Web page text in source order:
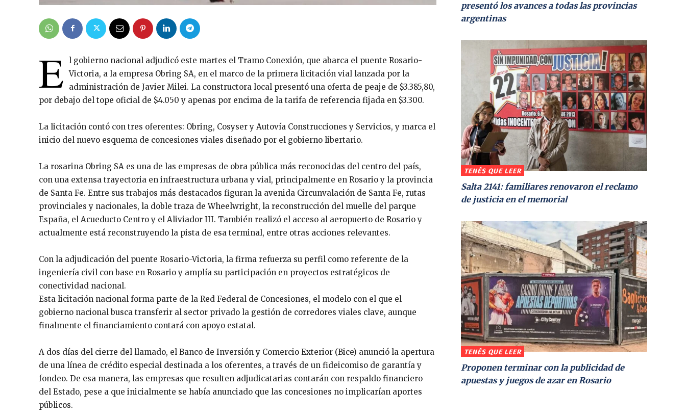
E l gobierno nacional adjudicó este martes el Tramo Conexión, que abarca el puente Rosario-
Victoria, a la empresa Obring SA, en el marco de la primera licitación vial lanzada por la
administración de Javier Milei. La constructora local presentó una oferta de peaje de $3.385,80,
por debajo del tope oficial de $4.050 y apenas por encima de la tarifa de referencia fijada en $3.300.
La licitación contó con tres oferentes: Obring, Cosyser y Autovía Construcciones y Servicios, y marca el
inicio del nuevo esquema de concesiones viales diseñado por el gobierno libertario.
La rosarina Obring SA es una de las empresas de obra pública más reconocidas del centro del país,
con una extensa trayectoria en infraestructura urbana y vial, principalmente en Rosario y la provincia
de Santa Fe. Entre sus trabajos más destacados figuran la avenida Circunvalación de Santa Fe, rutas
provinciales y nacionales, la doble traza de Wheelwright, la reconstrucción del muelle del parque
España, el Acueducto Centro y el Aliviador III. También realizó el acceso al aeropuerto de Rosario y
actualmente está reconstruyendo la pista de esa terminal, entre otras acciones relevantes.
Con la adjudicación del puente Rosario-Victoria, la firma refuerza su perfil como referente de la
ingeniería civil con base en Rosario y amplía su participación en proyectos estratégicos de
conectividad nacional.
Esta licitación nacional forma parte de la Red Federal de Concesiones, el modelo con el que el
gobierno nacional busca transferir al sector privado la gestión de corredores viales clave, aunque
finalmente el financiamiento contará con apoyo estatal.
A dos días del cierre del llamado, el Banco de Inversión y Comercio Exterior (Bice) anunció la apertura
de una línea de crédito especial destinada a los oferentes, a través de un fideicomiso de garantía y
fondeo. De esa manera, las empresas que resulten adjudicatarias contarán con respaldo financiero
del Estado, pese a que inicialmente se había anunciado que las concesiones no implicarían aportes
públicos.
presentó los avances a todas las provincias
argentinas
TENÉS QUE LEER
Salta 2141: familiares renovaron el reclamo
de justicia en el memorial
TENÉS QUE LEER
Proponen terminar con la publicidad de
apuestas y juegos de azar en Rosario